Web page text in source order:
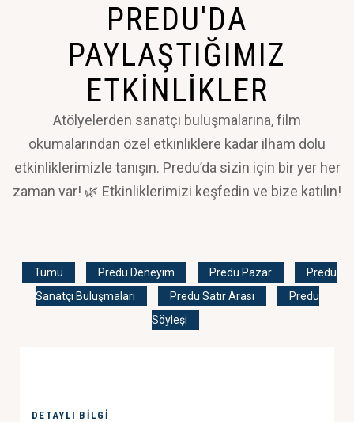
PREDU'DA
PAYLAŞTIĞIMIZ
ETKINLIKLER
Atölyelerden sanatçı buluşmalarına, film
okumalarından özel etkinliklere kadar ilham dolu
etkinliklerimizle tanışın. Predu’da sizin için bir yer her
zaman var! 🌿 Etkinliklerimizi keşfedin ve bize katılın!
Tümü Predu Deneyim Predu Pazar
Predu
Sanatçı Buluşmaları
Predu Satır Arası
Predu
Söyleşi
DETAYLI BILGI
BAĞLANTIDA KALIN!